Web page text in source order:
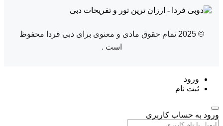
© 2025 تمام حقوق مادی و معنوی برای دبی فردا محفوظ
است .
ورود
ثبت نام
ورود به حساب کاربری